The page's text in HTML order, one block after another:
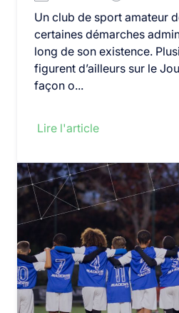
Un club de sport amateur
certaines démarches
long de son existence.
figurent d’ailleurs sur le
façon o...
Lire l'article